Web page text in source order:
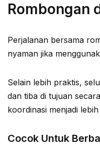
Rombongan
Perjalanan bersama
nyaman jika
Selain lebih praktis,
dan tiba di tujuan
koordinasi menjadi
Cocok Untuk